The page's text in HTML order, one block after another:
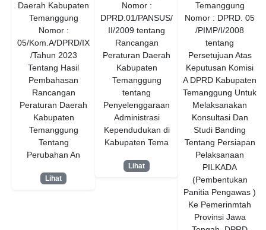
Daerah Kabupaten
Temanggung
Nomor :
05/Kom.A/DPRD/IX
/Tahun 2023
Tentang Hasil
Pembahasan
Rancangan
Peraturan Daerah
Kabupaten
Temanggung
Tentang
Perubahan An
Lihat
Nomor :
DPRD.01/PANSUS/
II/2009 tentang
Rancangan
Peraturan Daerah
Kabupaten
Temanggung
tentang
Penyelenggaraan
Administrasi
Kependudukan di
Kabupaten Tema
Lihat
Temanggung
Nomor : DPRD. 05
/PIMP/I/2008
tentang
Persetujuan Atas
Keputusan Komisi
A DPRD Kabupaten
Temanggung Untuk
Melaksanakan
Konsultasi Dan
Studi Banding
Tentang Persiapan
Pelaksanaan
PILKADA
(Pembentukan
Panitia Pengawas )
Ke Pemerinmtah
Provinsi Jawa